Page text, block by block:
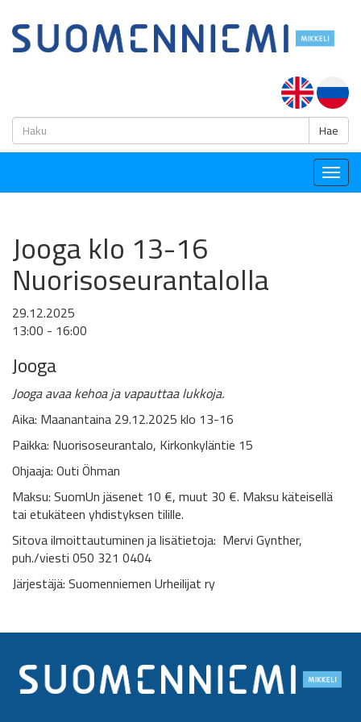
Hae
Jooga klo 13-16
Nuorisoseurantalolla
29.12.2025
13:00 - 16:00
Jooga
Jooga avaa kehoa ja vapauttaa lukkoja.
Aika: Maanantaina 29.12.2025 klo 13-16
Paikka: Nuorisoseurantalo, Kirkonkyläntie 15
Ohjaaja: Outi Öhman
Maksu: SuomUn jäsenet 10 €, muut 30 €. Maksu käteisellä
tai etukäteen yhdistyksen tilille.
Sitova ilmoittautuminen ja lisätietoja: Mervi Gynther,
puh./viesti 050 321 0404
Järjestäjä: Suomenniemen Urheilijat ry